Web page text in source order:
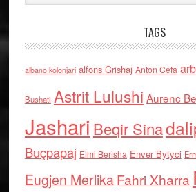
TAGS
albano kolonjari alfons Grishaj Anton Cefa
Bushati Astrit Lulushi Aurenc
Jashari Beqir Sina
Buçpapaj Elmi Berisha Enver Bytyci
Eugjen MerlikaFahri Xharra